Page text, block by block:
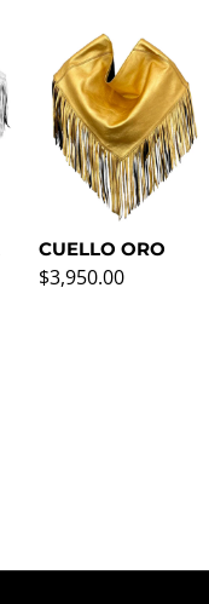
CUELLO ORO
Precio normal
$3,950.00